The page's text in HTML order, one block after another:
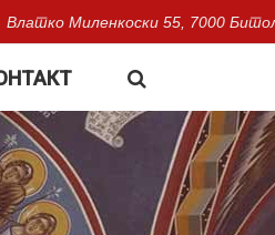
Влатко Миленкоски 55, 7000